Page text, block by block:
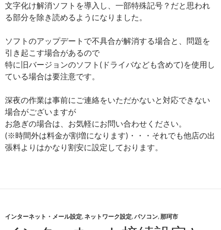
文字化け解消ソフトを導入し、一部特殊記号？だと思われ
る部分を除き読めるようになりました。
ソフトのアップデートで不具合が解消する場合と、問題を
引き起こす場合があるので
特に旧バージョンのソフト(ドライバなども含めて)を使用し
ている場合は要注意です。
深夜の作業は事前にご連絡をいただかないと対応できない
場合がございますが
お急ぎの場合は、お気軽にお問い合わせください。
(※時間外は料金が割増になります)・・・それでも他店の出
張料よりはかなり割安に設定しております。
インターネット・メール設定,ネットワーク設定,パソコン,那珂市